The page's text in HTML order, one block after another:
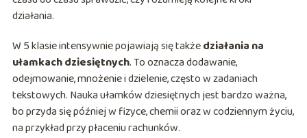
działania.
W 5 klasie intensywnie pojawiają się takżedziałania na
ułamkach dziesiętnych. To oznacza dodawanie,
odejmowanie, mnożenie i dzielenie, często w zadaniach
tekstowych. Nauka ułamków dziesiętnych jest bardzo ważna,
bo przyda się później w fizyce, chemii oraz w codziennym życiu,
na przykład przy płaceniu rachunków.